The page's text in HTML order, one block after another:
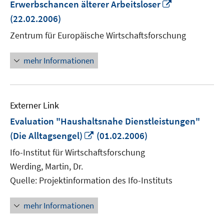
Erwerbschancen älterer Arbeitsloser
öffnen
(22.02.2006)
Zentrum für Europäische Wirtschaftsforschung
mehr Informationen
Externer Link
Evaluation "Haushaltsnahe Dienstleistungen"
(Die Alltagsengel)
In
neuem
Fenster
(01.02.2006)
Ifo-Institut für Wirtschaftsforschung
Werding, Martin, Dr.
Quelle: Projektinformation des Ifo-Instituts
mehr Informationen